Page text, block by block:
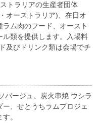
トラリアの生産者団体
オーストラリア)、在日オ
ム肉のフード、オースト
ル類を提供します。入場料
及びドリンク類は会場でチ
バージュ、炭火串焼 ウシラ
、せとうちラムプロジェ
。